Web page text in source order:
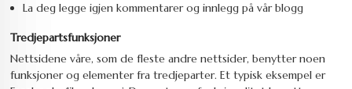
La deg legge igjen kommentarer og innlegg på vår blogg
Tredjepartsfunksjoner
Nettsidene våre, som de fleste andre nettsider, benytter noen
funksjoner og elementer fra tredjeparter. Et typisk eksempel er